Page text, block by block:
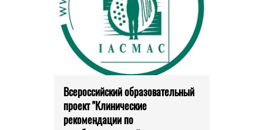
Всероссийский образовательный
проект "Клинические
рекомендации по